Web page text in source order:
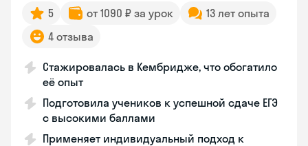
5 от 1090 ₽ за урок
13 лет опыта
4 отзыва
Стажировалась в Кембридже, что обогатило
её опыт
Подготовила учеников к успешной сдаче ЕГЭ
с высокими баллами
Применяет индивидуальный подход к